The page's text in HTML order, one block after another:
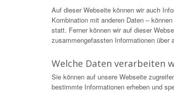
Auf dieser Webseite können wir auch
Kombination mit anderen Daten –
statt. Ferner können wir auf dieser
zusammengefassten Informationen über
Welche Daten verarbeiten
Sie können auf unsere Webseite
bestimmte Informationen erheben und